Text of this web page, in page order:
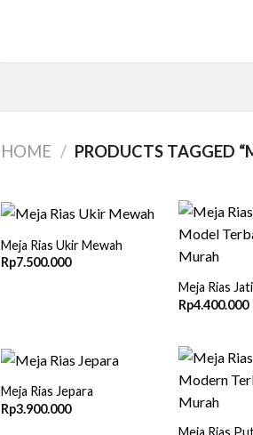
HOME / PRODUCTS TAGGED
Meja Rias Ukir Mewah
Rp7.500.000
Meja Rias
Rp4.400.000
Meja Rias Jepara
Rp3.900.000